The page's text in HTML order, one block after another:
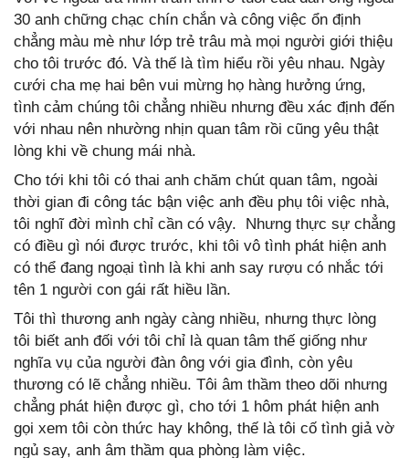
30 anh chững chạc chín chắn và công việc ổn định
chẳng màu mè như lớp trẻ trâu mà mọi người giới thiệu
cho tôi trước đó. Và thế là tìm hiểu rồi yêu nhau. Ngày
cưới cha mẹ hai bên vui mừng họ hàng hưởng ứng,
tình cảm chúng tôi chẳng nhiều nhưng đều xác định đến
với nhau nên nhường nhịn quan tâm rồi cũng yêu thật
lòng khi về chung mái nhà.
Cho tới khi tôi có thai anh chăm chút quan tâm, ngoài
thời gian đi công tác bận việc anh đều phụ tôi việc nhà,
tôi nghĩ đời mình chỉ cần có vậy. Nhưng thực sự chẳng
có điều gì nói được trước, khi tôi vô tình phát hiện anh
có thể đang ngoại tình là khi anh say rượu có nhắc tới
tên 1 người con gái rất hiều lần.
Tôi thì thương anh ngày càng nhiều, nhưng thực lòng
tôi biết anh đối với tôi chỉ là quan tâm thế giống như
nghĩa vụ của người đàn ông với gia đình, còn yêu
thương có lẽ chẳng nhiều. Tôi âm thầm theo dõi nhưng
chẳng phát hiện được gì, cho tới 1 hôm phát hiện anh
gọi xem tôi còn thức hay không, thế là tôi cố tình giả vờ
ngủ say, anh âm thầm qua phòng làm việc.